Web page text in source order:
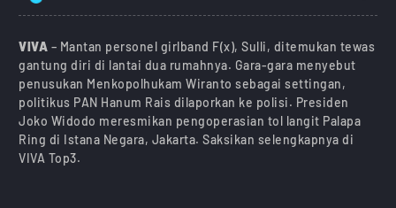
VIVA – Mantan personel girlband F(x), Sulli, ditemukan tewas
gantung diri di lantai dua rumahnya. Gara-gara menyebut
penusukan Menkopolhukam Wiranto sebagai settingan,
politikus PAN Hanum Rais dilaporkan ke polisi. Presiden
Joko Widodo meresmikan pengoperasian tol langit Palapa
Ring di Istana Negara, Jakarta. Saksikan selengkapnya di
VIVA Top3.